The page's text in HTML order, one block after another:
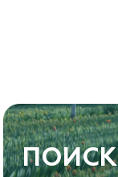
ПОИСК